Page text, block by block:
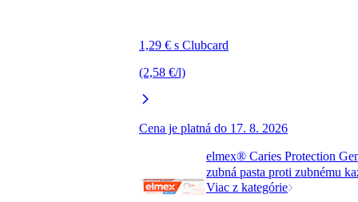
1,29 € s Clubcard
(2,58 €/l)
Cena je platná do 17. 8. 2026
elmex® Caries Protection
zubná pasta proti zubnému
Viac z kategórie